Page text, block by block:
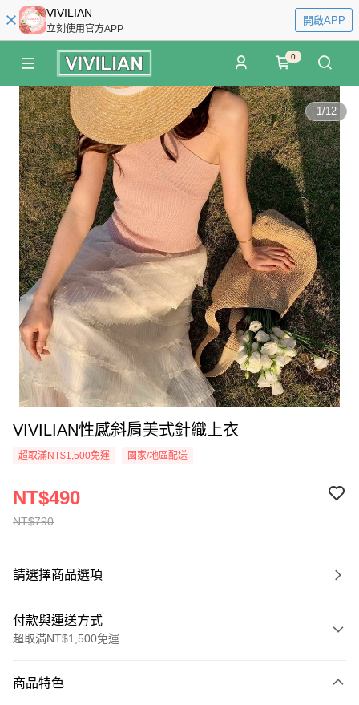
VIVILIAN
立刻使用官方APP
開啟APP
0
1/12
VIVILIAN性感斜肩美式針織上衣
超取滿NT$1,500免運 國家/地區配送
NT$790
NT$490
請選擇商品選項
付款與運送方式
超取滿NT$1,500免運
信用卡一次付款
商品特色